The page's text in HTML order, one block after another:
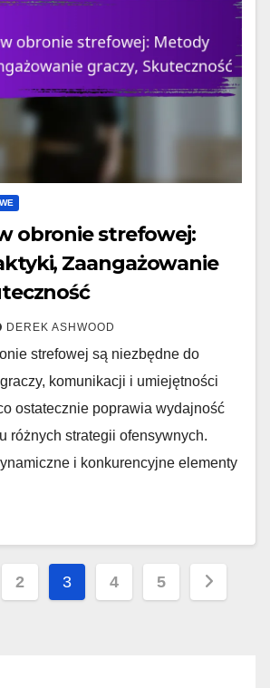
obronie strefowej:
Zaangażowanie
DEREK ASHWOOD
strefowej są niezbędne do
komunikacji i umiejętności
ostatecznie poprawia wydajność
różnych strategii ofensywnych.
i konkurencyjne elementy
2 3 4 5